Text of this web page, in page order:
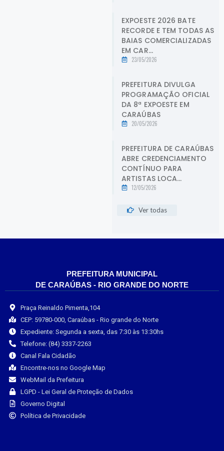
EXPOESTE 2026 BATE
RECORDE E TEM TODAS AS
BAIAS COMERCIALIZADAS
EM CAR...
23/05/2026
PREFEITURA DIVULGA
PROGRAMAÇÃO OFICIAL
DA 8ª EXPOESTE EM
CARAÚBAS
20/05/2026
PREFEITURA DE CARAÚBAS
ABRE CREDENCIAMENTO
CONTÍNUO PARA
ARTISTAS LOCA...
12/05/2026
Ver todas
PREFEITURA MUNICIPAL
DE CARAÚBAS - RIO GRANDE DO NORTE
Praça Reinaldo Pimenta,104
CEP: 59780-000, Caraúbas - Rio grande do Norte
Expediente: Segunda a sexta, das 7:30 às 13:30hs
Telefone: (84) 3337-2263
Canal Fala Cidadão
Encontre-nos no Google Map
WebMail da Prefeitura
LGPD - Lei Geral de Proteção de Dados
Governo Digital
Política de Privacidade